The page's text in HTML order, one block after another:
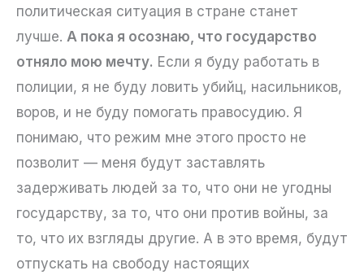
политическая ситуация в стране станет
лучше. А пока я осознаю, что государство
отняло мою мечту. Если я буду работать в
полиции, я не буду ловить убийц, насильников,
воров, и не буду помогать правосудию. Я
понимаю, что режим мне этого просто не
позволит — меня будут заставлять
задерживать людей за то, что они не угодны
государству, за то, что они против войны, за
то, что их взгляды другие. А в это время, будут
отпускать на свободу настоящих